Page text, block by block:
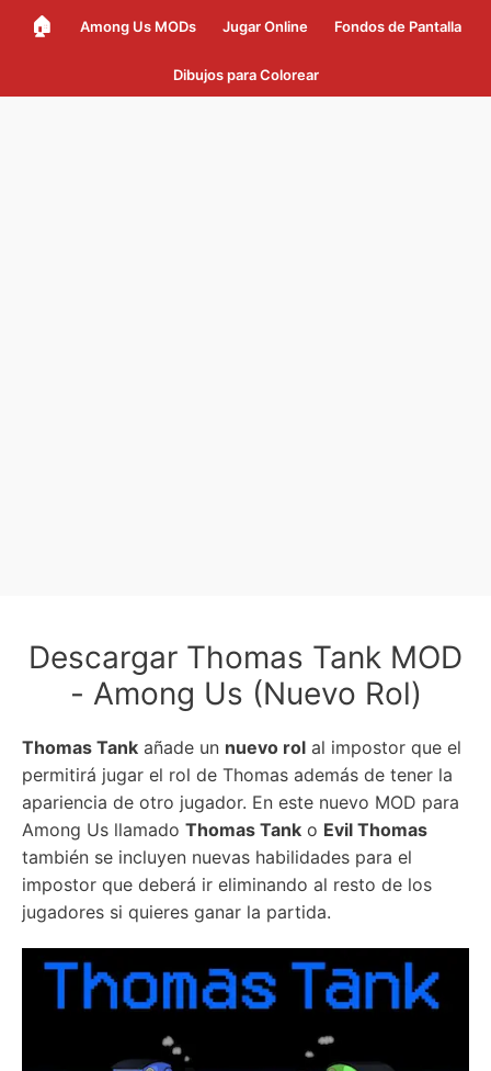
🏠 Among Us MODs Jugar Online Fondos de Pantalla
Dibujos para Colorear
Descargar Thomas Tank MOD
- Among Us (Nuevo Rol)
Thomas Tank añade un nuevo rol al impostor que el
permitirá jugar el rol de Thomas además de tener la
apariencia de otro jugador. En este nuevo MOD para
Among Us llamado Thomas Tank o Evil Thomas
también se incluyen nuevas habilidades para el
impostor que deberá ir eliminando al resto de los
jugadores si quieres ganar la partida.